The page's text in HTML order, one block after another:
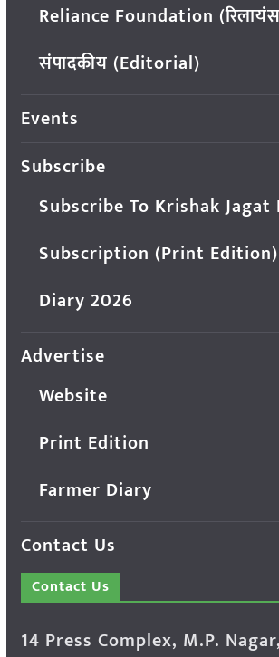
Reliance Foundation
संपादकीय (Editorial)
Events
Subscribe
Subscribe To Krishak
Subscription (Print Edition)
Diary 2026
Advertise
Website
Print Edition
Farmer Diary
Contact Us
Contact Us
14 Press Complex, M.P.